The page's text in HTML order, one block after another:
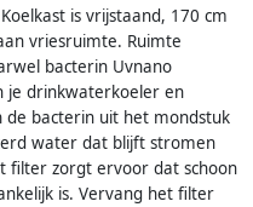
is vrijstaand, 170 cm
vriesruimte. Ruimte
bacterin Uvnano
je drinkwaterkoeler en
bacterin uit het mondstuk
water dat blijft stromen
filter zorgt ervoor dat schoon
is. Vervang het filter